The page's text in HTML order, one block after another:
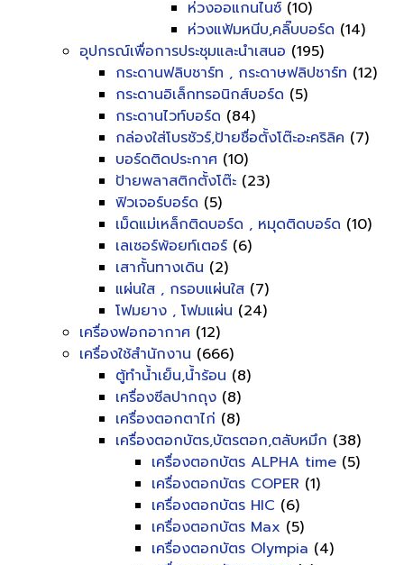
ห่วงออแกนไนซ์ (10)
ห่วงแฟ้มหนีบ,คลิ๊บบอร์ด (14)
อุปกรณ์เพื่อการประชุมและนำเสนอ (195)
กระดานฟลิบชาร์ท , กระดาษฟลิปชาร์ท (12)
กระดานอิเล็กทรอนิกส์บอร์ด (5)
กระดานไวท์บอร์ด (84)
กล่องใส่โบรชัวร์,ป้ายชื่อตั้งโต๊ะอะคริลิค (7)
บอร์ดติดประกาศ (10)
ป้ายพลาสติกตั้งโต๊ะ (23)
ฟิวเจอร์บอร์ด (5)
เม็ดแม่เหล็กติดบอร์ด , หมุดติดบอร์ด (10)
เลเซอร์พ้อยท์เตอร์ (6)
เสากั้นทางเดิน (2)
แผ่นใส , กรอบแผ่นใส (7)
โฟมยาง , โฟมแผ่น (24)
เครื่องฟอกอากาศ (12)
เครื่องใช้สำนักงาน (666)
ตู้ทำน้ำเย็น,น้ำร้อน (8)
เครื่องซีลปากถุง (8)
เครื่องตอกตาไก่ (8)
เครื่องตอกบัตร,บัตรตอก,ตลับหมึก (38)
เครื่องตอกบัตร ALPHA time (5)
เครื่องตอกบัตร COPER (1)
เครื่องตอกบัตร HIC (6)
เครื่องตอกบัตร Max (5)
เครื่องตอกบัตร Olympia (4)